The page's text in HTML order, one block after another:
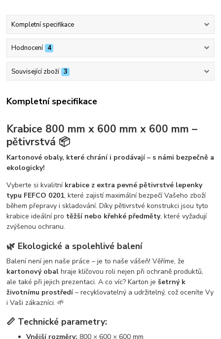
Kompletní specifikace
Hodnocení 4
Související zboží 3
Kompletní specifikace
Krabice 800 mm x 600 mm x 600 mm –
pětivrstvá 📦
Kartonové obaly, které chrání i prodávají – s námi bezpečně a
ekologicky!
Vyberte si kvalitní krabice z extra pevné pětivrstvé lepenky
typu FEFCO 0201, které zajistí maximální bezpečí Vašeho zboží
během přepravy i skladování. Díky pětivrstvé konstrukci jsou tyto
krabice ideální pro těžší nebo křehké předměty, které vyžadují
zvýšenou ochranu.
🌿 Ekologické a spolehlivé balení
Balení není jen naše práce – je to naše vášeň! Věříme, že
kartonový obal hraje klíčovou roli nejen při ochraně produktů,
ale také při jejich prezentaci. A co víc? Karton ješetrný k
životnímu prostředí– recyklovatelný a udržitelný, což oceníte Vy
i Vaši zákazníci. 🌱
📏 Technické parametry:
Vnější rozměry: 800 × 600 × 600 mm